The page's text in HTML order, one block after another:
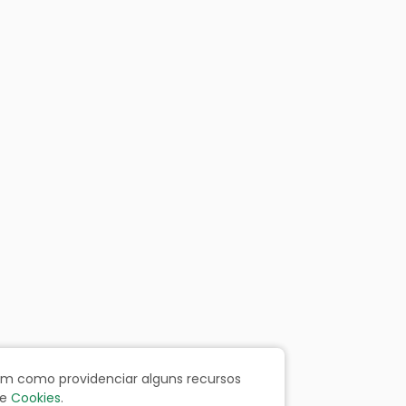
como providenciar alguns recursos
eCookies.